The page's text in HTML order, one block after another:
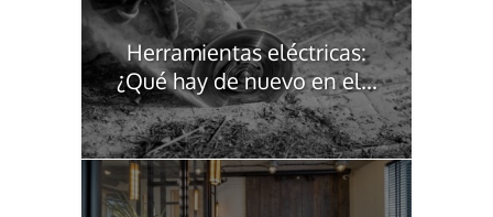
Herramientas eléctricas:
¿Qué hay de nuevo en el...